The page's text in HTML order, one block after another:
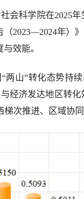
会科学院在2025
（2023—2024年）
效能。
两山”转化态势持
经济发达地区转
次推进、区域协